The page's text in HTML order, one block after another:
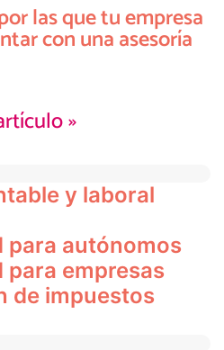
las que tu empresa
con una asesoría
»
y laboral
para autónomos
para empresas
de impuestos